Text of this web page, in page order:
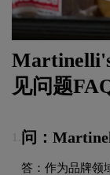
见问题
问：
答：作为品牌领